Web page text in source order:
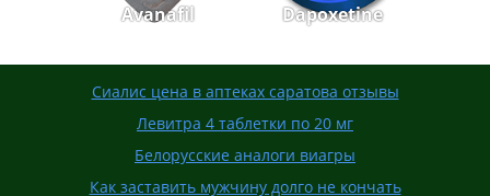
Avanafil Dapoxetine
Сиалис цена в аптеках саратова отзывы
Левитра 4 таблетки по 20 мг
Белорусские аналоги виагры
Как заставить мужчину долго не кончать